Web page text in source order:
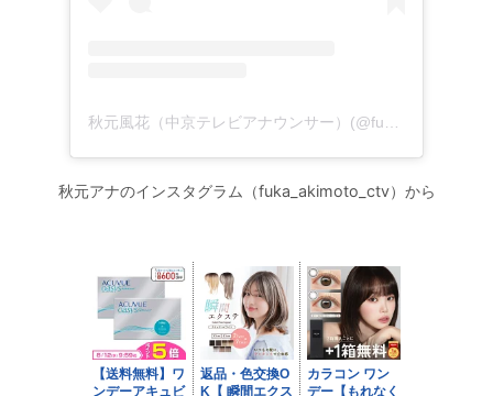
秋元アナのインスタグラム（fuka_akimoto_ctv）から